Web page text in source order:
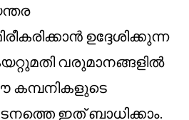
ഉദ്ദേശിക്കുന്ന
വരുമാനങ്ങളിൽ
ഇത് ബാധിക്കാം.